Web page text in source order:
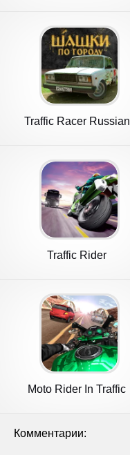
Traffic Racer Russian
Traffic Rider
Moto Rider In Traffic
Комментарии: